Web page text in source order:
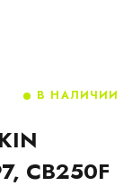
CB250F
В НАЛИЧИИ